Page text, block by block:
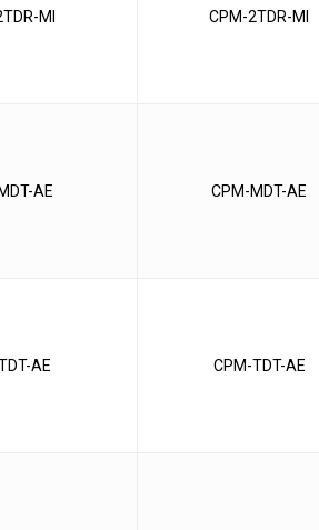
MI CPM-2TDR-MI
AE CPM-MDT-AE
AE CPM-TDT-AE